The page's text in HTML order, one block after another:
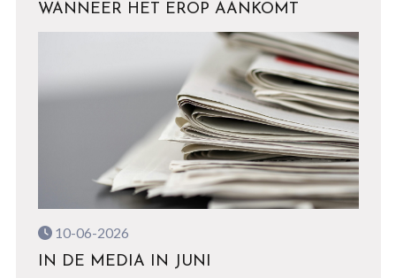
WANNEER HET EROP AANKOMT
10-06-2026
IN DE MEDIA IN JUNI